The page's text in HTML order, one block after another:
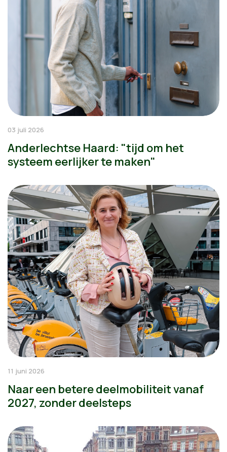
03 juli 2026
Anderlechtse Haard: "tijd om het
systeem eerlijker te maken"
11 juni 2026
Naar een betere deelmobiliteit vanaf
2027, zonder deelsteps